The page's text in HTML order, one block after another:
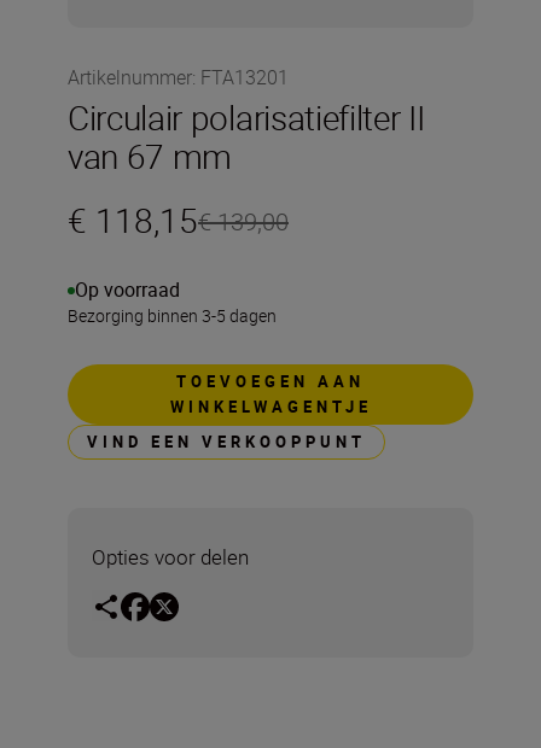
Artikelnummer: FTA13201
Circulair polarisatiefilter II
van 67 mm
€ 118,15€ 139,00
Op voorraad
Bezorging binnen 3-5 dagen
TOEVOEGEN AAN
WINKELWAGENTJE
VIND EEN VERKOOPPUNT
Opties voor delen